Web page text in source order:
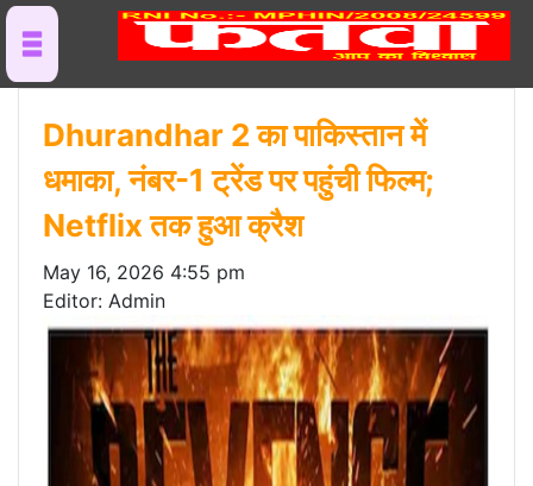
Dhurandhar 2 का पाकिस्तान में
धमाका, नंबर-1 ट्रेंड पर पहुंची फिल्म;
Netflix तक हुआ क्रैश
May 16, 2026 4:55 pm
Editor: Admin